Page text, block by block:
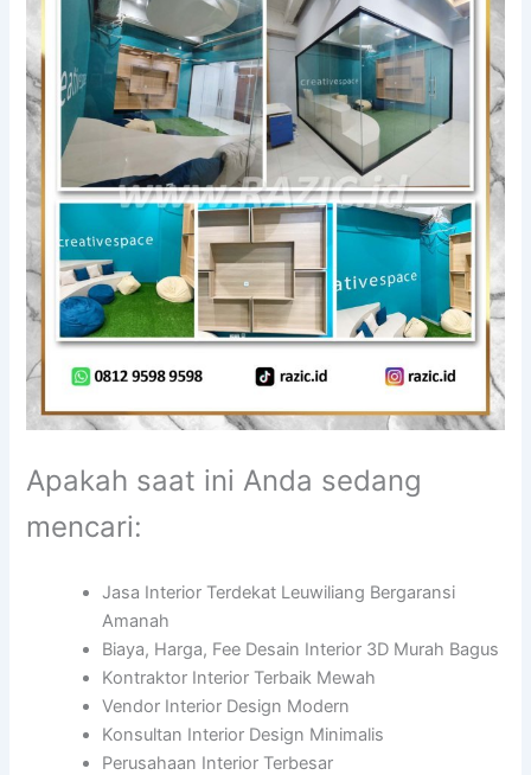
Apakah saat ini Anda sedang
mencari:
Jasa Interior Terdekat Leuwiliang Bergaransi
Amanah
Biaya, Harga, Fee Desain Interior 3D Murah Bagus
Kontraktor Interior Terbaik Mewah
Vendor Interior Design Modern
Konsultan Interior Design Minimalis
Perusahaan Interior Terbesar